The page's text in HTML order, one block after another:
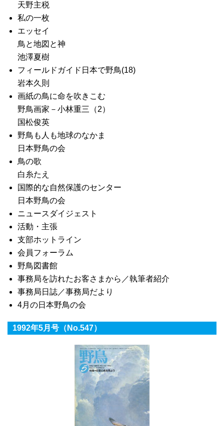
天野主税
私の一枚
エッセイ
鳥と地図と神
池澤夏樹
フィールドガイド日本で野鳥(18)
岩本久則
画紙の鳥に命を吹きこむ
野鳥画家－小林重三（2）
国松俊英
野鳥も人も地球のなかま
日本野鳥の会
鳥の歌
白糸たえ
国際的な自然保護のセンター
日本野鳥の会
ニュースダイジェスト
活動・主張
支部ホットライン
会員フォーラム
野鳥図書館
事務局を訪れたお客さまから／執筆者紹介
事務局日誌／事務局だより
4月の日本野鳥の会
1992年5月号（No.547）